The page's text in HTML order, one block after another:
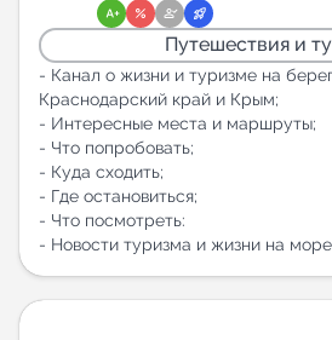
Каталог ботов
Горящие предложения
Индекс читаемости
New
Аналитика MAX каналов
New
Путешествия и
- Канал о жизни и туризме на
Краснодарский край и Крым;
- Интересные места и маршруты;
- Что попробовать;
- Куда сходить;
- Где остановиться;
- Что посмотреть:
- Новости туризма и жизни на море